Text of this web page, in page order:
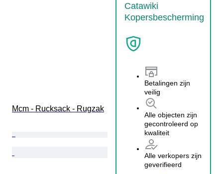
Catawiki
Kopersbescherming
Betalingen zijn
veilig
Alle objecten zijn
gecontroleerd op
kwaliteit
Alle verkopers zijn
geverifieerd
Mcm - Rucksack - Rugzak